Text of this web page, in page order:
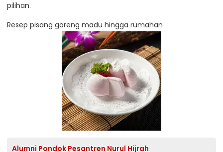
pilihan.
Resep pisang goreng madu hingga rumahan
Alumni Pondok Pesantren Nurul Hijrah